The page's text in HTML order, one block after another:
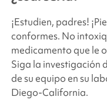
¡Estudien, padres!
conformes. No
medicamento que le
Siga la investigación
de su equipo en su
Diego-California.